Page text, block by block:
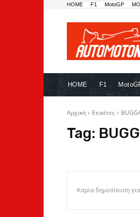
HOME F1 MotoGP
HOME F1
Αρχική Ετικέτες
Tag:
Καμία δημοσίευση